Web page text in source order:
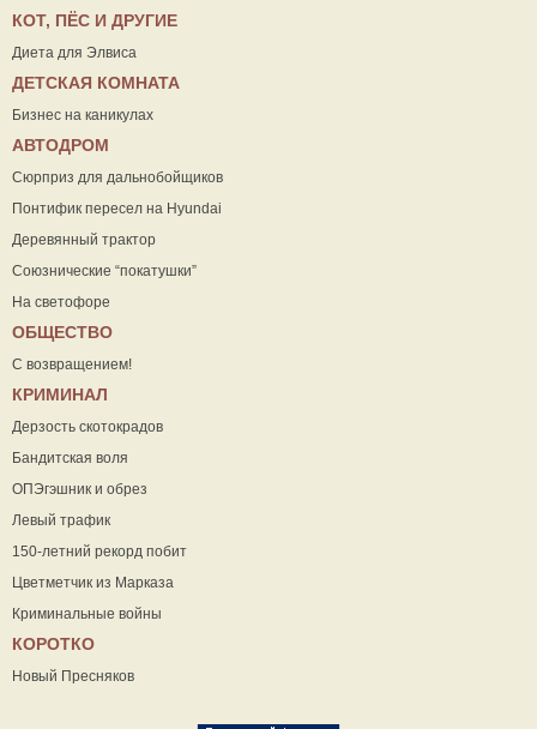
КОТ, ПЁС И ДРУГИЕ
Диета для Элвиса
ДЕТСКАЯ КОМНАТА
Бизнес на каникулах
АВТОДРОМ
Сюрприз для дальнобойщиков
Понтифик пересел на Hyundai
Деревянный трактор
Союзнические “покатушки”
На светофоре
ОБЩЕСТВО
С возвращением!
КРИМИНАЛ
Дерзость скотокрадов
Бандитская воля
ОПЭгэшник и обрез
Левый трафик
150-летний рекорд побит
Цветметчик из Марказа
Криминальные войны
КОРОТКО
Новый Пресняков